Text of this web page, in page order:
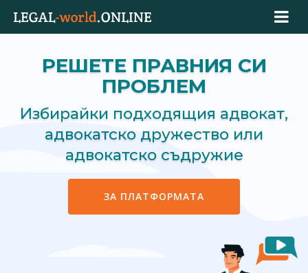
РЕШЕТЕ ПРАВНИЯ СИ
ПРОБЛЕМ
Избирайки подходящия адвокат,
адвокатско дружество или
адвокатско съдружие
ЗА ПЛАТФОРМАТА